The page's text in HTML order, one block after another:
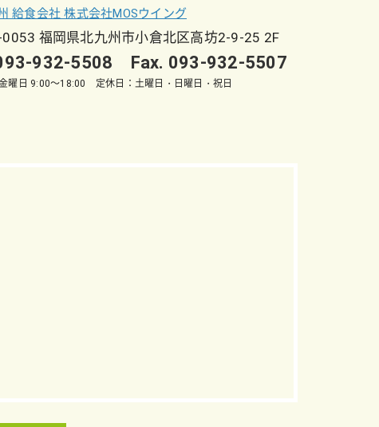
福岡県北九州市小倉北区高坊2-9-25 2F
932-5508 Fax. 093-932-5507
曜日 9:00～18:00 定休日：土曜日・日曜日・祝日